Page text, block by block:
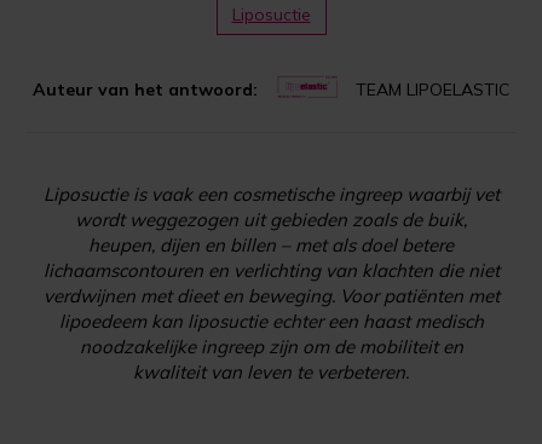
Auteur van het antwoord: TEAM LIPOELASTIC
Liposuctie
Liposuctie is vaak een cosmetische ingreep waarbij vet
wordt weggezogen uit gebieden zoals de buik,
heupen, dijen en billen – met als doel betere
lichaamscontouren en verlichting van klachten die niet
verdwijnen met dieet en beweging. Voor patiënten met
lipoedeem kan liposuctie echter een haast medisch
noodzakelijke ingreep zijn om de mobiliteit en
kwaliteit van leven te verbeteren.